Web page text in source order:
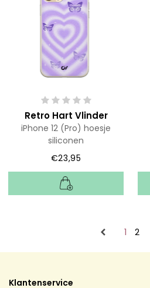
Retro Hart Vlinder
iPhone 12 (Pro) hoesje
siliconen
€23,95
1 2
Klantenservice